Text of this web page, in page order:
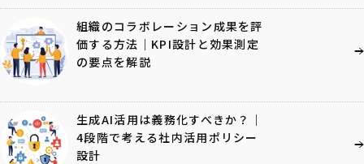
組織のコラボレーション成果を評
価する方法｜KPI設計と効果測定
の要点を解説
生成AI活用は義務化すべきか？｜
4段階で考える社内活用ポリシー
設計